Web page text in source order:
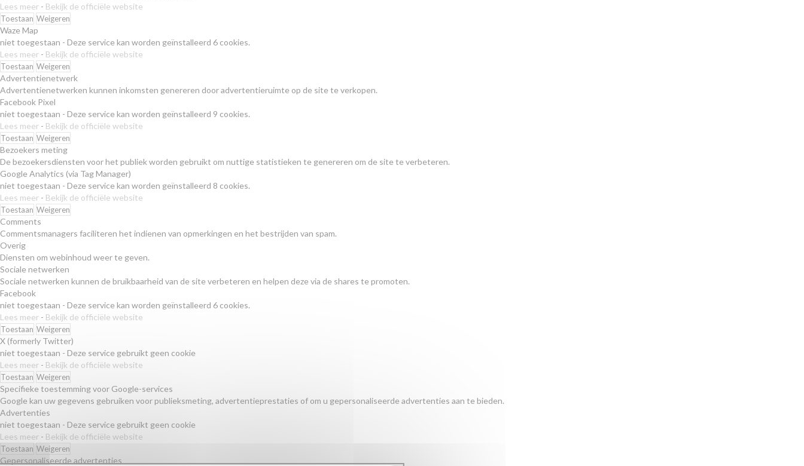
Lees meer - Bekijk de officiële website
Toestaan Weigeren
Waze Map
niet toegestaan - Deze service kan worden geïnstalleerd 6 cookies.
Lees meer - Bekijk de officiële website
Toestaan Weigeren
Advertentienetwerk
Advertentienetwerken kunnen inkomsten genereren door advertentieruimte op de site te verkopen.
Facebook Pixel
niet toegestaan - Deze service kan worden geïnstalleerd 9 cookies.
Lees meer - Bekijk de officiële website
Toestaan Weigeren
Bezoekers meting
De bezoekersdiensten voor het publiek worden gebruikt om nuttige statistieken te genereren om de site te verbeteren.
Google Analytics (via Tag Manager)
niet toegestaan - Deze service kan worden geïnstalleerd 8 cookies.
Lees meer - Bekijk de officiële website
Toestaan Weigeren
Comments
Commentsmanagers faciliteren het indienen van opmerkingen en het bestrijden van spam.
Overig
Diensten om webinhoud weer te geven.
Sociale netwerken
Sociale netwerken kunnen de bruikbaarheid van de site verbeteren en helpen deze via de shares te promoten.
Facebook
niet toegestaan - Deze service kan worden geïnstalleerd 6 cookies.
Lees meer - Bekijk de officiële website
Toestaan Weigeren
X (formerly Twitter)
niet toegestaan - Deze service gebruikt geen cookie
Lees meer - Bekijk de officiële website
Toestaan Weigeren
Specifieke toestemming voor Google-services
Google kan uw gegevens gebruiken voor publieksmeting, advertentieprestaties of om u gepersonaliseerde advertenties aan te bieden.
Advertenties
niet toegestaan - Deze service gebruikt geen cookie
Lees meer - Bekijk de officiële website
Toestaan Weigeren
Gepersonaliseerde advertenties